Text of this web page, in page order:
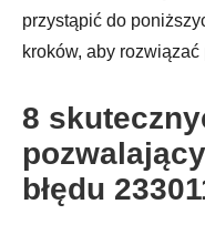
przystąpić do
kroków, aby rozwiązać
8
błędu